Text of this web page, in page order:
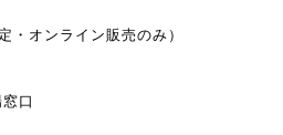
・オンライン販売のみ）
口